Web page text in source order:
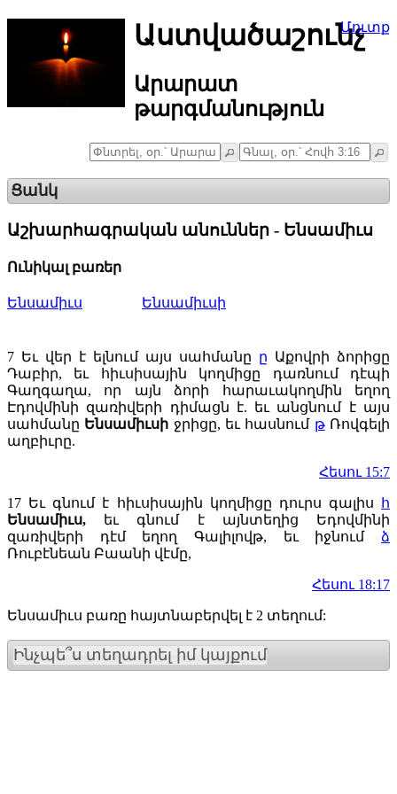
Աստվածաշունչ
Արարատ
թարգմանություն
Մուտք
Ցանկ
Աշխարհագրական անուններ - Ենսամիւս
Ունիկալ բառեր
Ենսամիւս Ենսամիւսի
7 Եւ վեր է ելնում այս սահմանը ը Աքովրի ձորիցը
Դաբիր, եւ հիւսիսային կողմիցը դառնում դէպի
Գաղգաղա, որ այն ձորի հարաւակողմին եղող
Էդովմինի զառիվերի դիմացն է. եւ անցնում է այս
սահմանը Ենսամիւսի ջրիցը, եւ հասնում թ Ռովգելի
աղբիւրը.
Հեսու 15:7
17 Եւ գնում է հիւսիսային կողմիցը դուրս գալիս
հ
Ենսամիւս, եւ գնում է այնտեղից Եդովմինի
զառիվերի դէմ եղող Գալիլովթ, եւ իջնում ձ
Ռուբէնեան Բաանի վէմը,
Հեսու 18:17
Ենսամիւս բառը հայտնաբերվել է 2 տեղում:
Ինչպե՞ս տեղադրել իմ կայքում